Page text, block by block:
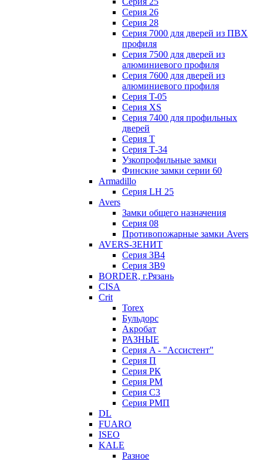
Серия 26
Серия 28
Серия 7000 для дверей из ПВХ
профиля
Серия 7500 для дверей из
алюминиевого профиля
Серия 7600 для дверей из
алюминиевого профиля
Серия T-05
Серия XS
Серия 7400 для профильных
дверей
Серия Т
Серия Т-34
Узкопрофильные замки
Финские замки серии 60
Armadillo
Серия LH 25
Avers
Замки общего назначения
Серия 08
Противопожарные замки Avers
AVERS-ЗЕНИТ
Серия ЗВ4
Серия ЗВ9
BORDER, г.Рязань
CISA
Crit
Torex
Бульдорс
Акробат
РАЗНЫЕ
Серия A - "Ассистент"
Серия П
Серия РК
Серия РМ
Серия С3
Серия РМП
DL
FUARO
ISEO
KALE
Разное